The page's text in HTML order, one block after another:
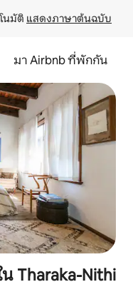
นมัติ แสดงภาษาต้นฉบับ
มา Airbnb ที่พักกัน
Tharaka-Nithi